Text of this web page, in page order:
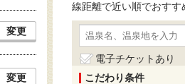
線距離で近い順でおすす
電子チケットあり
こだわり条件
変更
変更